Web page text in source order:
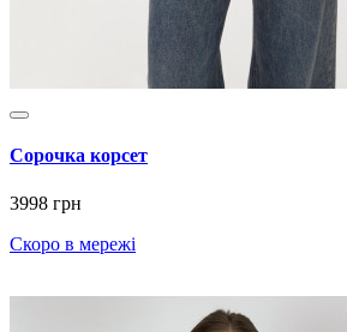
Сорочка корсет
3998 грн
Скоро в мережі